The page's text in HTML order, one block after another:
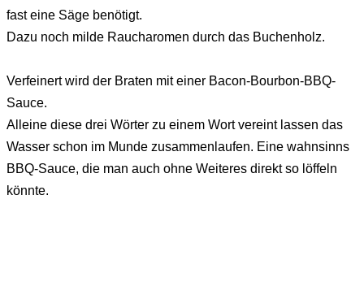
fast eine Säge benötigt.
Dazu noch milde Raucharomen durch das Buchenholz.
Verfeinert wird der Braten mit einer Bacon-Bourbon-BBQ-
Sauce.
Alleine diese drei Wörter zu einem Wort vereint lassen das
Wasser schon im Munde zusammenlaufen. Eine wahnsinns
BBQ-Sauce, die man auch ohne Weiteres direkt so löffeln
könnte.